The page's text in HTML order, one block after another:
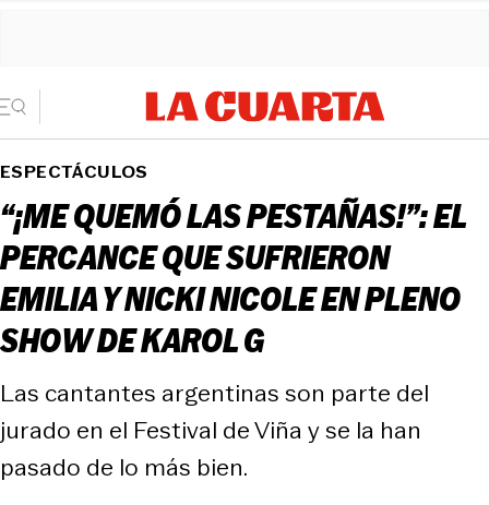
ESPECTÁCULOS
“¡ME QUEMÓ LAS PESTAÑAS!”: EL
PERCANCE QUE SUFRIERON
EMILIA Y NICKI NICOLE EN PLENO
SHOW DE KAROL G
Las cantantes argentinas son parte del
jurado en el Festival de Viña y se la han
pasado de lo más bien.